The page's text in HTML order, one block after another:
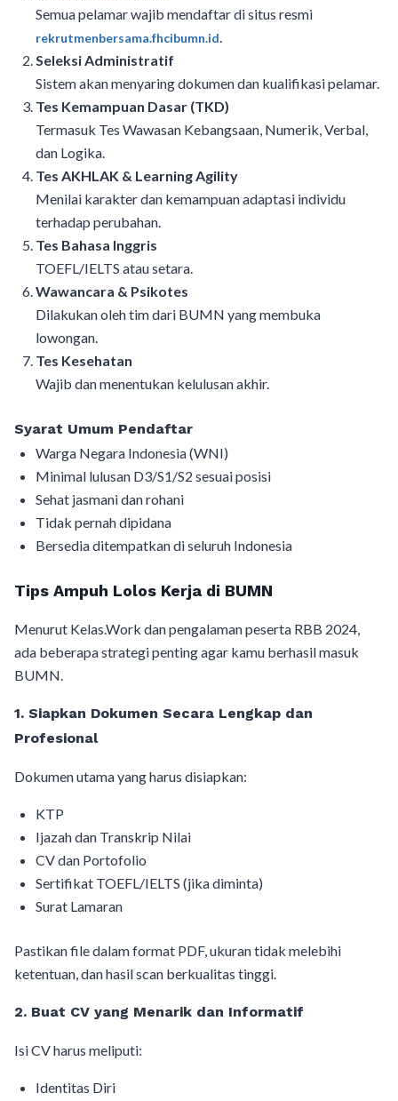
Semua pelamar wajib mendaftar di situs resmi
rekrutmenbersama.fhcibumn.id.
Seleksi Administratif
Sistem akan menyaring dokumen dan kualifikasi pelamar.
Tes Kemampuan Dasar (TKD)
Termasuk Tes Wawasan Kebangsaan, Numerik, Verbal,
dan Logika.
Tes AKHLAK & Learning Agility
Menilai karakter dan kemampuan adaptasi individu
terhadap perubahan.
Tes Bahasa Inggris
TOEFL/IELTS atau setara.
Wawancara & Psikotes
Dilakukan oleh tim dari BUMN yang membuka
lowongan.
Tes Kesehatan
Wajib dan menentukan kelulusan akhir.
Syarat Umum Pendaftar
Warga Negara Indonesia (WNI)
Minimal lulusan D3/S1/S2 sesuai posisi
Sehat jasmani dan rohani
Tidak pernah dipidana
Bersedia ditempatkan di seluruh Indonesia
Tips Ampuh Lolos Kerja di BUMN
Menurut Kelas.Work dan pengalaman peserta RBB 2024,
ada beberapa strategi penting agar kamu berhasil masuk
BUMN.
1. Siapkan Dokumen Secara Lengkap dan
Profesional
Dokumen utama yang harus disiapkan:
KTP
Ijazah dan Transkrip Nilai
CV dan Portofolio
Sertifikat TOEFL/IELTS (jika diminta)
Surat Lamaran
Pastikan file dalam format PDF, ukuran tidak melebihi
ketentuan, dan hasil scan berkualitas tinggi.
2. Buat CV yang Menarik dan Informatif
Isi CV harus meliputi:
Identitas Diri